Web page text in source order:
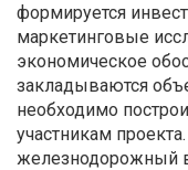
формируется
маркетинговые
экономическое
закладываются
необходимо
участникам
железнодорожный